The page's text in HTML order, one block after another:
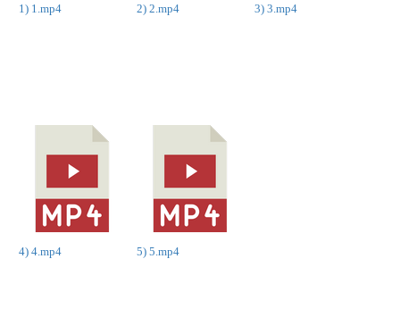
1) 1.mp4 2) 2.mp4 3) 3.mp4
4) 4.mp4 5) 5.mp4